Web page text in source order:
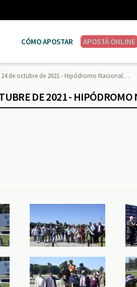
CÓMO APOSTAR APOSTÁ ONLINE
de octubre de 2021 - Hipódromo Nacional…
DE 2021 - HIPÓDROMO